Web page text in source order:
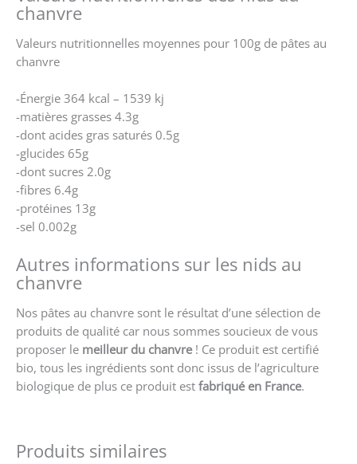
chanvre
Valeurs nutritionnelles moyennes pour 100g de pâtes au
chanvre
-Énergie 364 kcal – 1539 kj
-matières grasses 4.3g
-dont acides gras saturés 0.5g
-glucides 65g
-dont sucres 2.0g
-fibres 6.4g
-protéines 13g
-sel 0.002g
Autres informations sur les nids au
chanvre
Nos pâtes au chanvre sont le résultat d’une sélection de
produits de qualité car nous sommes soucieux de vous
proposer le meilleur du chanvre! Ce produit est certifié
bio, tous les ingrédients sont donc issus de l’agriculture
biologique de plus ce produit est fabriqué en France.
Produits similaires